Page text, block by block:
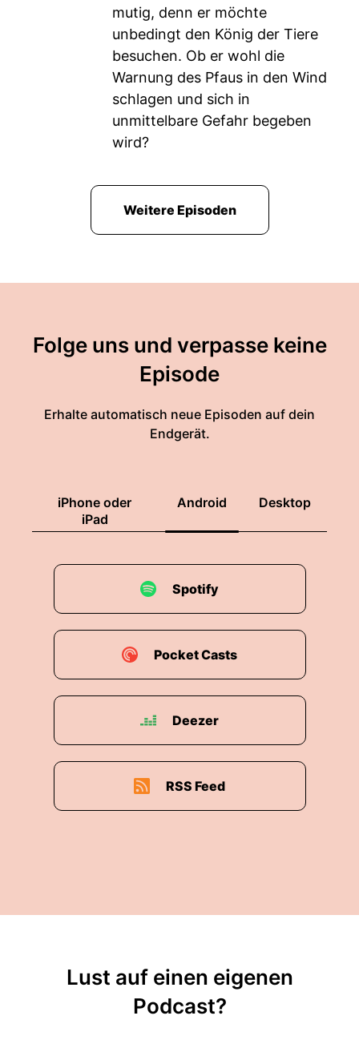
mutig, denn er möchte
unbedingt den König der Tiere
besuchen. Ob er wohl die
Warnung des Pfaus in den Wind
schlagen und sich in
unmittelbare Gefahr begeben
wird?
Weitere Episoden
Folge uns und verpasse keine
Episode
Erhalte automatisch neue Episoden auf dein
Endgerät.
iPhone oder
iPad
Android Desktop
Spotify
Pocket Casts
Deezer
RSS Feed
Lust auf einen eigenen
Podcast?